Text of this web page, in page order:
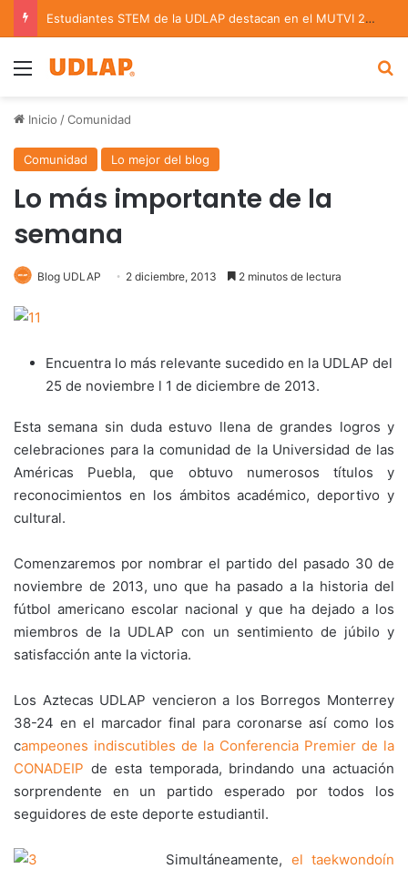
Estudiantes STEM de la UDLAP destacan en el MUTVI 2026
Menu
Inicio /Comunidad
Comunidad Lo mejor del blog
Lo más importante de la
semana
Blog UDLAP 2 diciembre, 2013 2 minutos de lectura
Encuentra lo más relevante sucedido en la UDLAP del
25 de noviembre l 1 de diciembre de 2013.
Esta semana sin duda estuvo llena de grandes logros y
celebraciones para la comunidad de la Universidad de las
Américas Puebla, que obtuvo numerosos títulos y
reconocimientos en los ámbitos académico, deportivo y
cultural.
Comenzaremos por nombrar el partido del pasado 30 de
noviembre de 2013, uno que ha pasado a la historia del
fútbol americano escolar nacional y que ha dejado a los
miembros de la UDLAP con un sentimiento de júbilo y
satisfacción ante la victoria.
Los Aztecas UDLAP vencieron a los Borregos Monterrey
38-24 en el marcador final para coronarse así como los
campeones indiscutibles de la Conferencia Premier de la
CONADEIP de esta temporada, brindando una actuación
sorprendente en un partido esperado por todos los
seguidores de este deporte estudiantil.
Simultáneamente, el taekwondoín